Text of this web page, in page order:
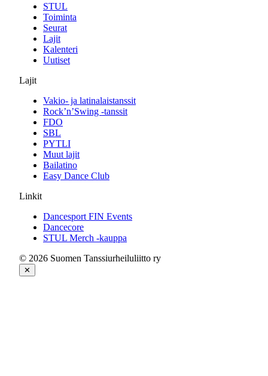
STUL
Toiminta
Seurat
Lajit
Kalenteri
Uutiset
Lajit
Vakio- ja latinalaistanssit
Rock’n’Swing -tanssit
FDO
SBL
PYTLI
Muut lajit
Bailatino
Easy Dance Club
Linkit
Dancesport FIN Events
Dancecore
STUL Merch -kauppa
© 2026 Suomen Tanssiurheiluliitto ry
✕